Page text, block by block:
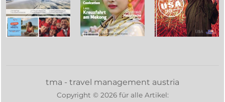
tma - travel management austria
Copyright © 2026für alle Artikel: